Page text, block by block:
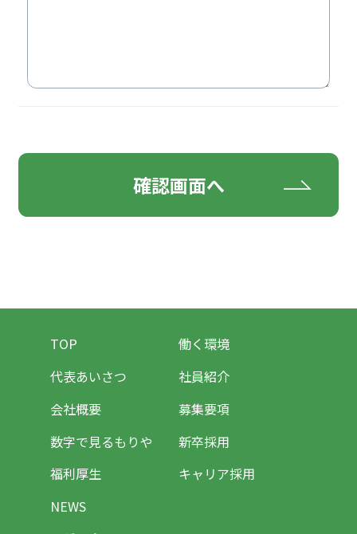
TOP
代表あいさつ
会社概要
数字で見るもりや
福利厚生
NEWS
働く環境
社員紹介
募集要項
新卒採用
キャリア採用